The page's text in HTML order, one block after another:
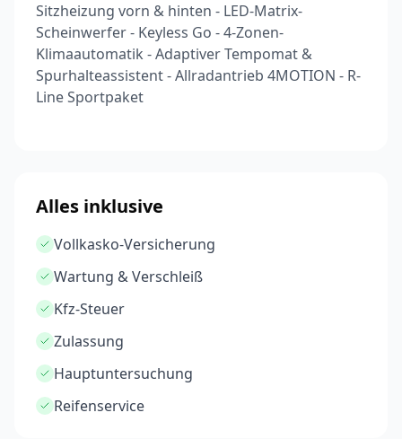
Sitzheizung vorn & hinten - LED-Matrix-
Scheinwerfer - Keyless Go - 4-Zonen-
Klimaautomatik - Adaptiver Tempomat &
Spurhalteassistent - Allradantrieb 4MOTION - R-
Line Sportpaket
Alles inklusive
Vollkasko-Versicherung
Wartung & Verschleiß
Kfz-Steuer
Zulassung
Hauptuntersuchung
Reifenservice